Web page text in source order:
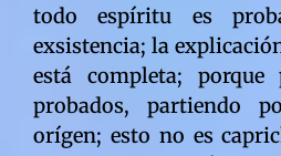
todo espíritu es
exsistencia; la
está completa; porque
probados, partiendo
orígen; esto no es